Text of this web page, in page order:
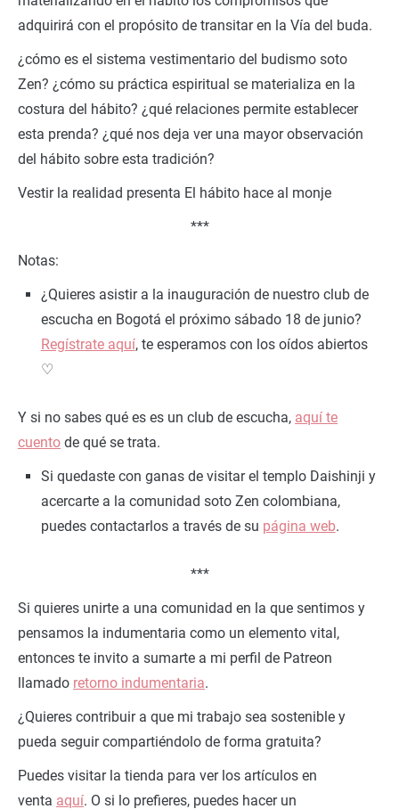
adquirirá con el propósito de transitar en la Vía del buda.
¿cómo es el sistema vestimentario del budismo soto
Zen? ¿cómo su práctica espiritual se materializa en la
costura del hábito? ¿qué relaciones permite establecer
esta prenda? ¿qué nos deja ver una mayor observación
del hábito sobre esta tradición?
Vestir la realidad presenta El hábito hace al monje
***
Notas:
¿Quieres asistir a la inauguración de nuestro club de
escucha en Bogotá el próximo sábado 18 de junio?
Regístrate aquí, te esperamos con los oídos abiertos
♡
Y si no sabes qué es es un club de escucha, aquí te
cuento de qué se trata.
Si quedaste con ganas de visitar el templo Daishinji y
acercarte a la comunidad soto Zen colombiana,
puedes contactarlos a través de su página web.
***
Si quieres unirte a una comunidad en la que sentimos y
pensamos la indumentaria como un elemento vital,
entonces te invito a sumarte a mi perfil de Patreon
llamado retorno indumentaria.
¿Quieres contribuir a que mi trabajo sea sostenible y
pueda seguir compartiéndolo de forma gratuita?
Puedes visitar la tienda para ver los artículos en
venta aquí. O si lo prefieres, puedes hacer un